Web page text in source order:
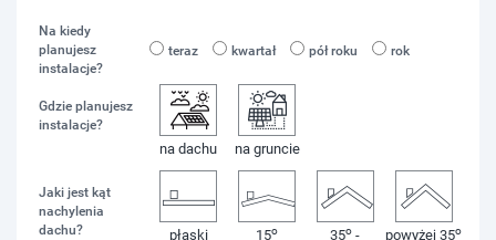
Na kiedy
planujesz
instalacje?
teraz kwartał pół roku rok
Gdzie planujesz
instalacje?
na dachu na gruncie
Jaki jest kąt
nachylenia
dachu?
płaski 15o 35o -
powyżej 35o